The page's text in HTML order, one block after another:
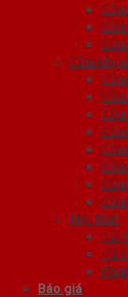
Cửa
Cửa nhựa
Cửa
Nội thất
Tủ
Tủ
Phụ
Báo giá